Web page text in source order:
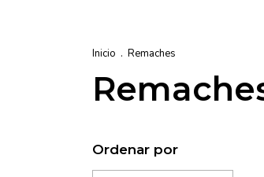
Inicio . Remaches
Ordenar por